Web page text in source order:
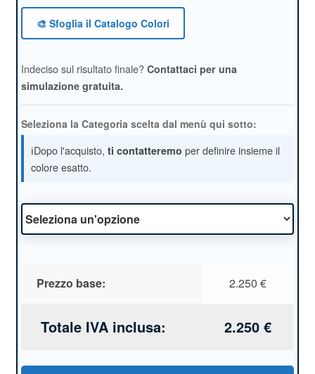
🎨 Sfoglia il Catalogo Colori
Indeciso sul risultato finale? Contattaci per una
simulazione gratuita.
Seleziona la Categoria scelta dal menù qui sotto:
ℹ️Dopo l'acquisto, ti contatteremo per definire insieme il
colore esatto.
Prezzo base: 2.250€
Totale IVA inclusa: 2.250€